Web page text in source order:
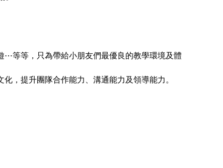
⋯等等，只為帶給小朋友們最優良的教學環境及體
，提升團隊合作能力、溝通能力及領導能力。